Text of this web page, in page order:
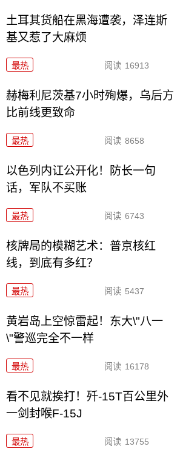
土耳其货船在黑海遭袭，泽连斯
基又惹了大麻烦
最热 阅读 16913
赫梅利尼茨基7小时殉爆，乌后方
比前线更致命
最热 阅读 8658
以色列内讧公开化！防长一句
话，军队不买账
最热 阅读 6743
核牌局的模糊艺术：普京核红
线，到底有多红？
最热 阅读 5437
黄岩岛上空惊雷起！东大\"八一
\"警巡完全不一样
最热 阅读 16178
看不见就挨打！歼-15T百公里外
一剑封喉F-15J
最热 阅读 13755